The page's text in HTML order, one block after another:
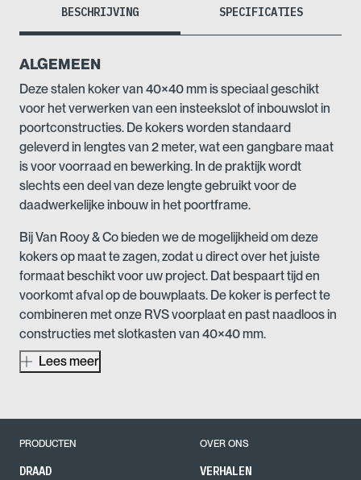
BESCHRIJVING SPECIFICATIES
ALGEMEEN
Deze stalen koker van 40×40 mm is speciaal geschikt
voor het verwerken van een insteekslot of inbouwslot in
poortconstructies. De kokers worden standaard
geleverd in lengtes van 2 meter, wat een gangbare maat
is voor voorraad en bewerking. In de praktijk wordt
slechts een deel van deze lengte gebruikt voor de
daadwerkelijke inbouw in het poortframe.
Bij Van Rooy & Co bieden we de mogelijkheid om deze
kokers op maat te zagen, zodat u direct over het juiste
formaat beschikt voor uw project. Dat bespaart tijd en
voorkomt afval op de bouwplaats. De koker is perfect te
combineren met onze RVS voorplaat en past naadloos in
constructies met slotkasten van 40×40 mm.
Of u nu een enkel project uitvoert of seriematig werkt:
Lees meer
PRODUCTEN
DRAAD
OVER ONS
VERHALEN